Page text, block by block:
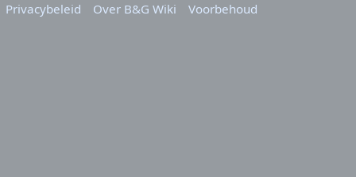
Privacybeleid
Over B&G Wiki Voorbehoud